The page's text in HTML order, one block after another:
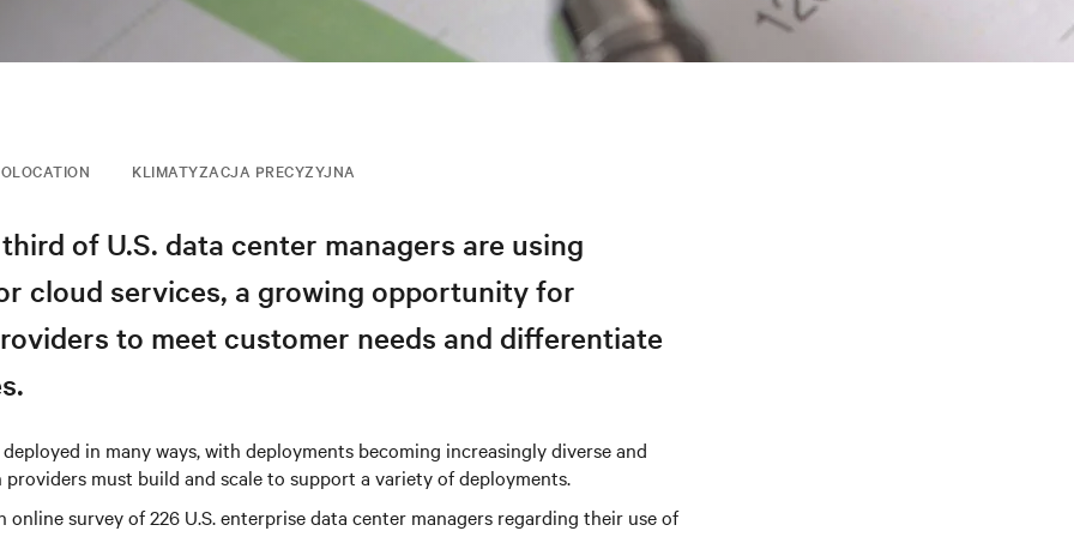
KLIMATYZACJA PRECYZYJNA
of U.S. data center managers are using
cloud services, a growing opportunity for
to meet customer needs and differentiate
in many ways, with deployments becoming increasingly diverse and
must build and scale to support a variety of deployments.
online survey of 226 U.S. enterprise data center managers regarding their use of